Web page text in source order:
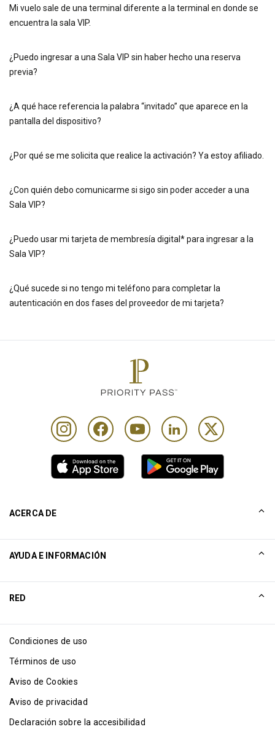
Mi vuelo sale de una terminal diferente a la terminal en donde se
encuentra la sala VIP.
¿Puedo ingresar a una Sala VIP sin haber hecho una reserva
previa?
¿A qué hace referencia la palabra “invitado” que aparece en la
pantalla del dispositivo?
¿Por qué se me solicita que realice la activación? Ya estoy afiliado.
¿Con quién debo comunicarme si sigo sin poder acceder a una
Sala VIP?
¿Puedo usar mi tarjeta de membresía digital* para ingresar a la
Sala VIP?
¿Qué sucede si no tengo mi teléfono para completar la
autenticación en dos fases del proveedor de mi tarjeta?
ACERCA DE
Excellence Awards
Blog
AYUDA E INFORMACIÓN
RED
Condiciones de uso
Términos de uso
Aviso de Cookies
Aviso de privacidad
Declaración sobre la accesibilidad